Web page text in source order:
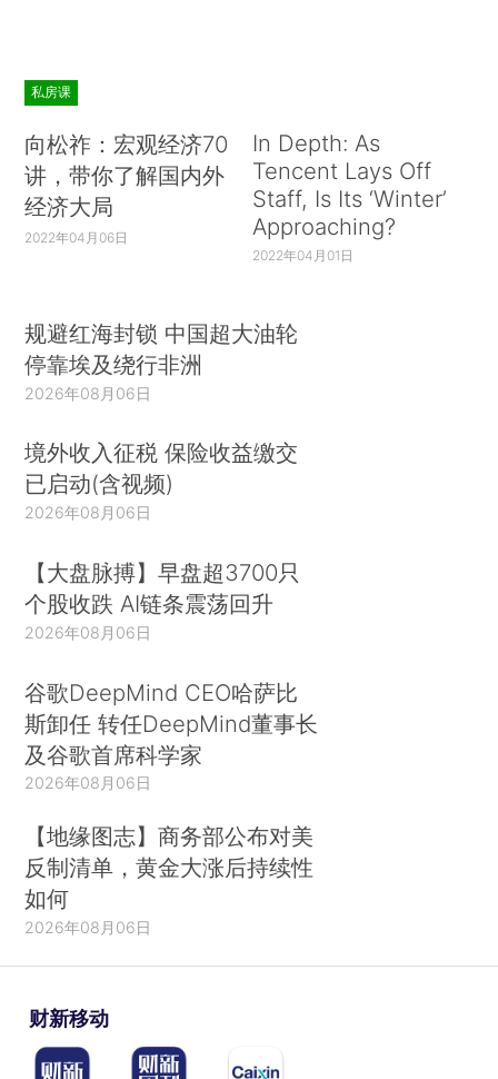
私房课
向松祚：宏观经济70
讲，带你了解国内外
经济大局
2022年04月06日
In Depth: As
Tencent Lays Off
Staff, Is Its ‘Winter’
Approaching?
2022年04月01日
规避红海封锁 中国超大油轮
停靠埃及绕行非洲
2026年08月06日
境外收入征税 保险收益缴交
已启动(含视频)
2026年08月06日
【大盘脉搏】早盘超3700只
个股收跌 AI链条震荡回升
2026年08月06日
谷歌DeepMind CEO哈萨比
斯卸任 转任DeepMind董事长
及谷歌首席科学家
2026年08月06日
【地缘图志】商务部公布对美
反制清单，黄金大涨后持续性
如何
2026年08月06日
财新移动